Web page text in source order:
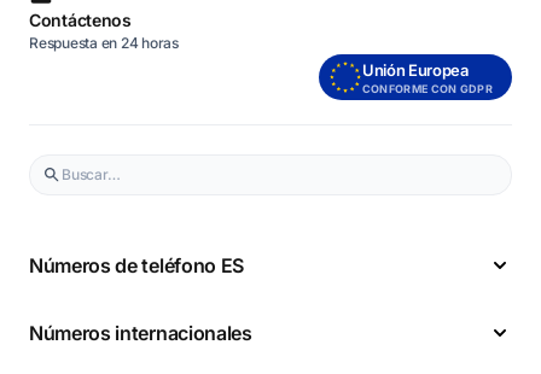
Contáctenos
Respuesta en 24 horas
Unión Europea
CONFORME CON GDPR
Números de teléfono ES
Números internacionales